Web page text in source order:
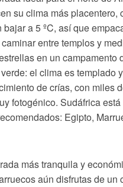
su clima más placentero,
a 5 ºC, así que
entre templos y
en un campamento
el clima es templado
de crías, con miles
fotogénico. Sudáfrica
Egipto,
más tranquila y
aún disfrutas de